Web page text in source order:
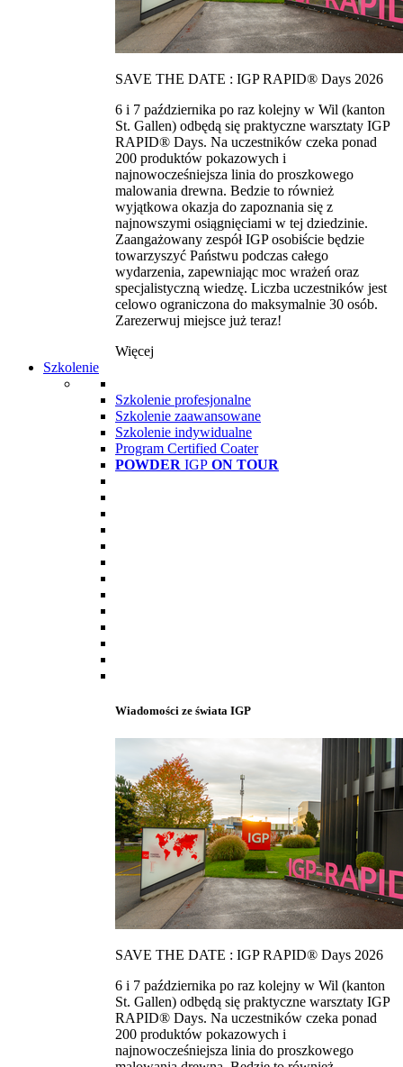
SAVE THE DATE : IGP RAPID® Days 2026
6 i 7 października po raz kolejny w Wil (kanton
St. Gallen) odbędą się praktyczne warsztaty IGP
RAPID® Days. Na uczestników czeka ponad
200 produktów pokazowych i
najnowocześniejsza linia do proszkowego
malowania drewna. Bedzie to również
wyjątkowa okazja do zapoznania się z
najnowszymi osiągnięciami w tej dziedzinie.
Zaangażowany zespół IGP osobiście będzie
towarzyszyć Państwu podczas całego
wydarzenia, zapewniając moc wrażeń oraz
specjalistyczną wiedzę. Liczba uczestników jest
celowo ograniczona do maksymalnie 30 osób.
Zarezerwuj miejsce już teraz!
Więcej
Szkolenie
Szkolenie profesjonalne
Szkolenie zaawansowane
Szkolenie indywidualne
Program Certified Coater
POWDER IGP ON TOUR
Wiadomości ze świata IGP
SAVE THE DATE : IGP RAPID® Days 2026
6 i 7 października po raz kolejny w Wil (kanton
St. Gallen) odbędą się praktyczne warsztaty IGP
RAPID® Days. Na uczestników czeka ponad
200 produktów pokazowych i
najnowocześniejsza linia do proszkowego